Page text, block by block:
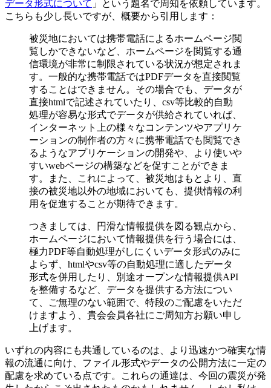
データ形式について 」という題名で周知を依頼しています。
こちらも少し長いですが、概要から引用します：
被災地においては携帯電話によるホームページ閲
覧しかできないなど、ホームページを閲覧する通
信環境が非常に制限されている状況が想定されま
す。一般的な携帯電話ではPDFデータを直接閲覧
することはできません。その場合でも、データが
直接htmlで記述されていたり、csv等比較的自動
処理が容易な形式でデータが供給されていれば、
インターネット上の様々なコンテンツやアプリケ
ーションの制作者の方々に携帯電話でも閲覧でき
るようなアプリケーションの開発や、より使いや
すいwebページの構築などを促すことができま
す。また、これによって、被災地はもとより、直
接の被災地以外の地域においても、提供情報の利
用を促進することが期待できます。
つきましては、円滑な情報提供を図る観点から、
ホームページにおいて情報提供を行う場合には、
極力PDF等自動処理がしにくいデータ形式のみに
よらず、htmlやcsv等の自動処理に適したデータ
形式を併用したり、別途オープンな情報提供API
を整備するなど、データを提供する方法につい
て、ご無理のない範囲で、特段のご配慮をいただ
けますよう、貴会会員各社にご周知方お願い申し
上げます。
いずれの内容にも共通しているのは、より迅速かつ確実な情
報の流通に向け、ファイル形式やデータの公開方法に一定の
配慮を求めている点です。これらの通達は、今回の震災が発